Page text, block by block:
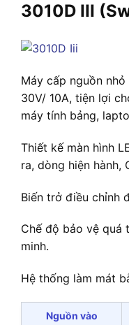
3010D III
Máy cấp nguồn
30V/ 10A, tiện lợi
máy tính bảng,
Thiết kế màn hình
ra, dòng hiện hành,
Biến trở điều chỉnh
Chế độ bảo vệ quá
minh.
Hệ thống làm mát
Nguồn vào